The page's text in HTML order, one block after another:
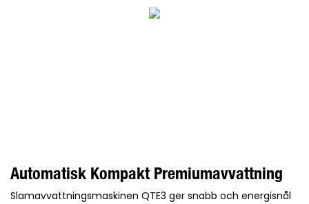
Automatisk Kompakt Premiumavvattning
Slamavvattningsmaskinen QTE3 ger snabb och energisnål